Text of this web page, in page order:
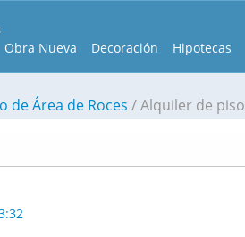
Obra Nueva Decoración Hipotecas
de Área de Roces Alquiler de piso